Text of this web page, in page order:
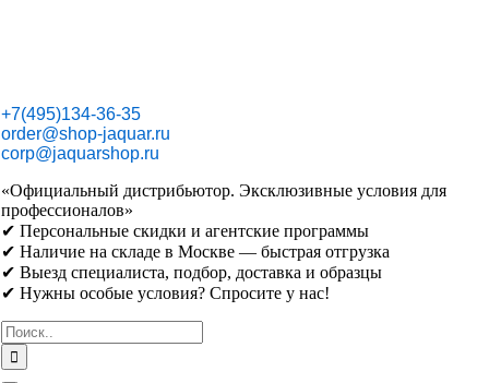
+7(495)134-36-35
order@shop-jaquar.ru
corp@jaquarshop.ru
«Официальный дистрибьютор. Эксклюзивные условия для
профессионалов»
✔ Персональные скидки и агентские программы
✔ Наличие на складе в Москве — быстрая отгрузка
✔ Выезд специалиста, подбор, доставка и образцы
✔ Нужны особые условия? Спросите у нас!
Результат
поиска: